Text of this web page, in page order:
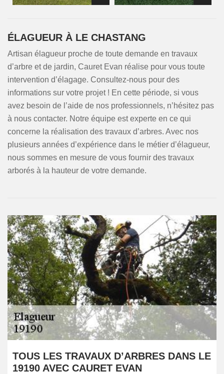
ÉLAGUEUR À LE CHASTANG
Artisan élagueur proche de toute demande en travaux
d’arbre et de jardin, Cauret Evan réalise pour vous toute
intervention d’élagage. Consultez-nous pour des
informations sur votre projet ! En cette période, si vous
avez besoin de l’aide de nos professionnels, n’hésitez pas
à nous contacter. Notre équipe est experte en ce qui
concerne la réalisation des travaux d’arbres. Avec nos
plusieurs années d’expérience dans le métier d’élagueur,
nous sommes en mesure de vous fournir des travaux
arborés à la hauteur de votre demande.
TOUS LES TRAVAUX D’ARBRES DANS LE
19190 AVEC CAURET EVAN